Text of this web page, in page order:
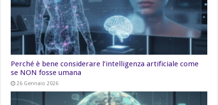
Perché è bene considerare l’intelligenza artificiale come
se NON fosse umana
26 Gennaio 2026